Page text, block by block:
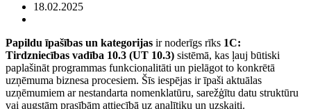
18.02.2025
Papildu īpašības un kategorijas ir noderīgs rīks 1С:
Tirdzniecības vadība 10.3 (UТ 10.3) sistēmā, kas ļauj būtiski
paplašināt programmas funkcionalitāti un pielāgot to konkrētā
uzņēmuma biznesa procesiem. Šīs iespējas ir īpaši aktuālas
uzņēmumiem ar nestandarta nomenklatūru, sarežģītu datu struktūru
vai augstām prasībām attiecībā uz analītiku un uzskaiti.